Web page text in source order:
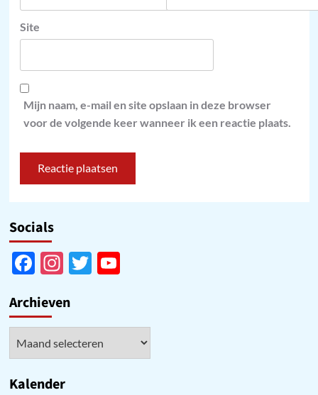
Site
Mijn naam, e-mail en site opslaan in deze browser
voor de volgende keer wanneer ik een reactie plaats.
Socials
Facebook
Instagram
Twitter
YouTube
Archieven
Kalender